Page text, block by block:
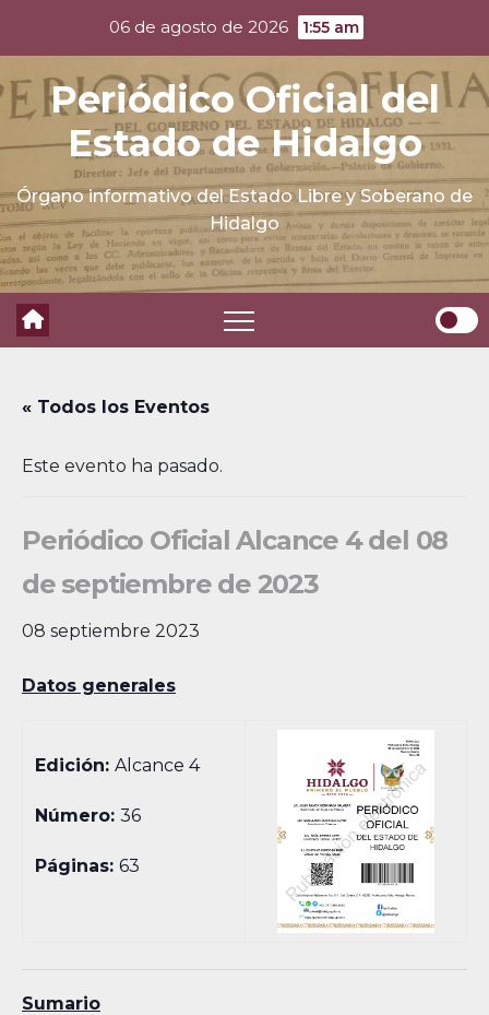
content
06 de agosto de 2026 1:55 am
Periódico Oficial del
Estado de Hidalgo
Órgano informativo del Estado Libre y Soberano de
Hidalgo
« Todos los Eventos
Este evento ha pasado.
Periódico Oficial Alcance 4 del 08
de septiembre de 2023
08 septiembre 2023
Datos generales
Edición:Alcance 4
Número:36
Páginas:63
Sumario